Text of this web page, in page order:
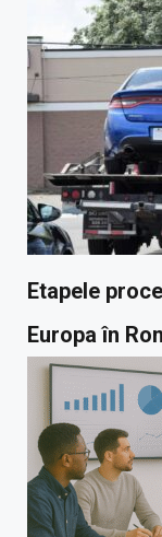
Etapele
Europa în